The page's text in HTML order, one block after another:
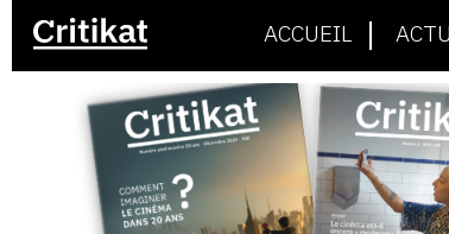
ACCUEIL